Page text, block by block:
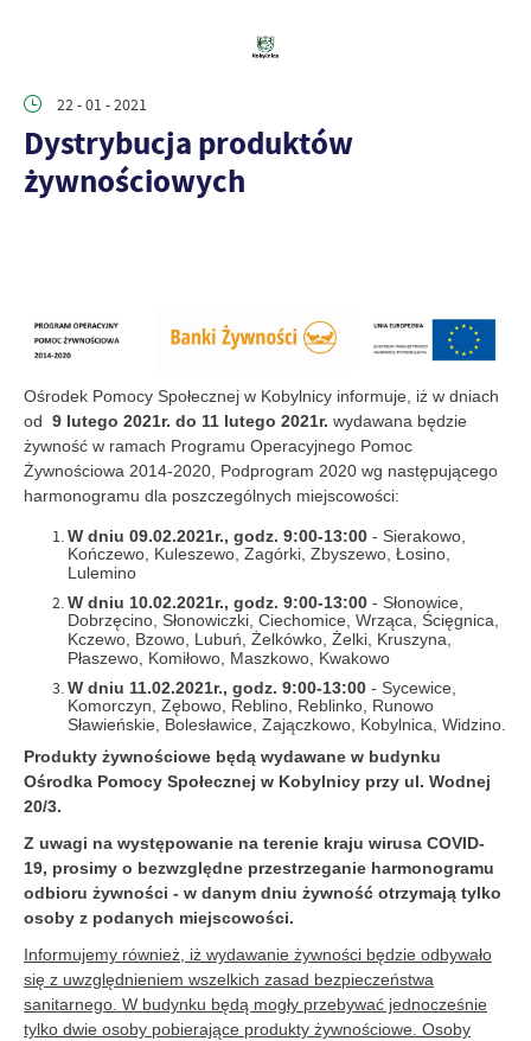
22 - 01 - 2021
Dystrybucja produktów
żywnościowych
Ośrodek Pomocy Społecznej w Kobylnicy informuje, iż w dniach
od 9 lutego 2021r. do 11 lutego 2021r. wydawana będzie
żywność w ramach Programu Operacyjnego Pomoc
Żywnościowa 2014-2020, Podprogram 2020 wg następującego
harmonogramu dla poszczególnych miejscowości:
W dniu 09.02.2021r., godz. 9:00-13:00 - Sierakowo,
Kończewo, Kuleszewo, Zagórki, Zbyszewo, Łosino,
Lulemino
W dniu 10.02.2021r., godz. 9:00-13:00 - Słonowice,
Dobrzęcino, Słonowiczki, Ciechomice, Wrząca, Ścięgnica,
Kczewo, Bzowo, Lubuń, Żelkówko, Żelki, Kruszyna,
Płaszewo, Komiłowo, Maszkowo, Kwakowo
W dniu 11.02.2021r., godz. 9:00-13:00 - Sycewice,
Komorczyn, Zębowo, Reblino, Reblinko, Runowo
Sławieńskie, Bolesławice, Zajączkowo, Kobylnica, Widzino.
Produkty żywnościowe będą wydawane w budynku
Ośrodka Pomocy Społecznej w Kobylnicy przy ul. Wodnej
20/3.
Z uwagi na występowanie na terenie kraju wirusa COVID-
19, prosimy o bezwzględne przestrzeganie harmonogramu
odbioru żywności - w danym dniu żywność otrzymają tylko
osoby z podanych miejscowości.
Informujemy również, iż wydawanie żywności będzie odbywało
się z uwzględnieniem wszelkich zasad bezpieczeństwa
sanitarnego. W budynku będą mogły przebywać jednocześnie
tylko dwie osoby pobierające produkty żywnościowe. Osoby